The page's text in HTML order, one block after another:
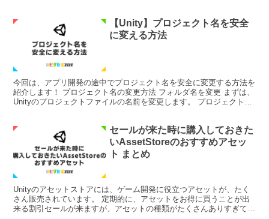
【Unity】プロジェクト名を安全
に変える方法
今回は、アプリ開発の途中でプロジェクト名を安全に変更する方法を
紹介します！ プロジェクト名の変更方法 フォルダ名を変更 まずは、
Unityのプロジェクトファイルの名前を変更します。 プロジェクトフ
セールが来た時に購入しておきた
いAssetStoreのおすすめアセッ
ト まとめ
Unityのアセットストアには、ゲーム開発に役立つアセットが、たく
さん販売されています。 定期的に、アセットをお得に買うことが出
来る割引セールが来ますが、アセットの種類がたくさんありすぎて、